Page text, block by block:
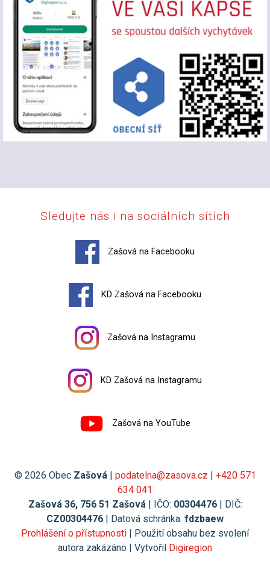
Sledujte nás i na sociálních sítích
Zašová na Facebooku
KD Zašová na Facebooku
Zašová na Instagramu
KD Zašová na Instagramu
Zašová na YouTube
© 2026 Obec Zašová | podatelna@zasova.cz | +420 571
634 041
Zašová 36, 756 51 Zašová | IČO: 00304476| DIČ:
CZ00304476 | Datová schránka: fdzbaew
Prohlášení o přístupnosti | Použití obsahu bez svolení
autora zakázáno | Vytvořil Digiregion